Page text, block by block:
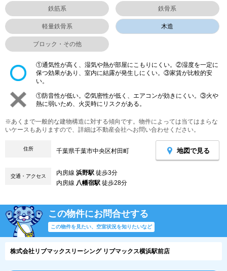
鉄筋系 鉄骨系
軽量鉄骨系 木造
ブロック・その他
①通気性が高く、湿気や熱が部屋にこもりにくい。②湿度を一定に
保つ効果があり、室内に結露が発生しにくい。③家賃が比較的安
い。
①防音性が低い。②気密性が低く、エアコンが効きにくい。③火や
熱に弱いため、火災時にリスクがある。
※あくまで一般的な建物構造に対する傾向です。物件によっては当てはまらな
いケースもありますので、詳細は不動産会社へお問い合わせください。
住所 千葉県千葉市中央区村田町 地図で見る
交通・アクセス 内房線 浜野駅 徒歩3分
内房線 八幡宿駅 徒歩28分
この物件にお問合せする
この物件を見たい、空室状況を知りたいなど
株式会社リブマックスリーシング リブマックス横浜駅前店